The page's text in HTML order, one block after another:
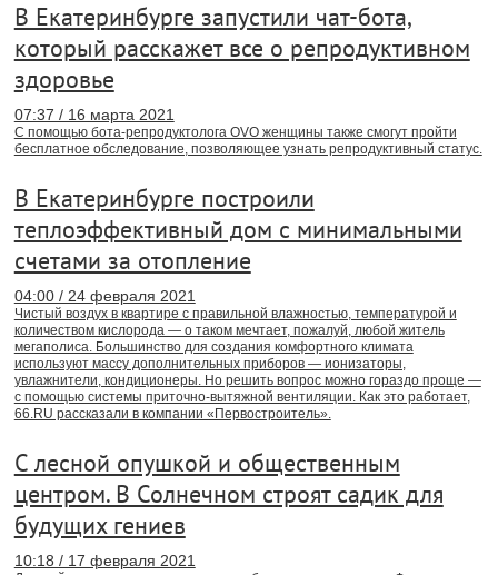
В Екатеринбурге запустили чат-бота,
который расскажет все о репродуктивном
здоровье
07:37 / 16 марта 2021
С помощью бота-репродуктолога OVO женщины также смогут пройти
бесплатное обследование, позволяющее узнать репродуктивный статус.
В Екатеринбурге построили
теплоэффективный дом с минимальными
счетами за отопление
04:00 / 24 февраля 2021
Чистый воздух в квартире с правильной влажностью, температурой и
количеством кислорода — о таком мечтает, пожалуй, любой житель
мегаполиса. Большинство для создания комфортного климата
используют массу дополнительных приборов — ионизаторы,
увлажнители, кондиционеры. Но решить вопрос можно гораздо проще —
с помощью системы приточно-вытяжной вентиляции. Как это работает,
66.RU рассказали в компании «Первостроитель».
С лесной опушкой и общественным
центром. В Солнечном строят садик для
будущих гениев
10:18 / 17 февраля 2021